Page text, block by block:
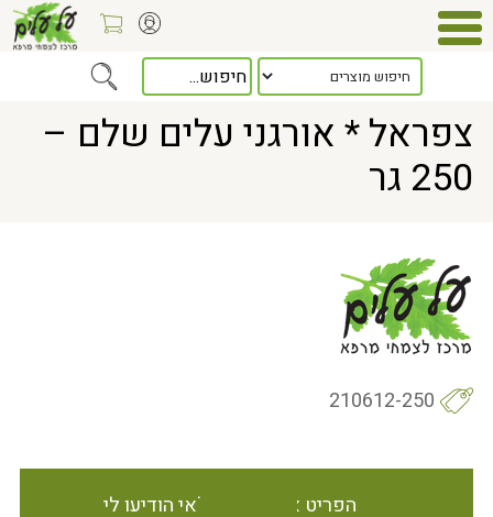
> צפראל * אורגני עלים שלם – 250 גר
צפראל * אורגני עלים שלם –
250 גר
210612-250
הפריט אינו זמין במלאי הודיעו לי